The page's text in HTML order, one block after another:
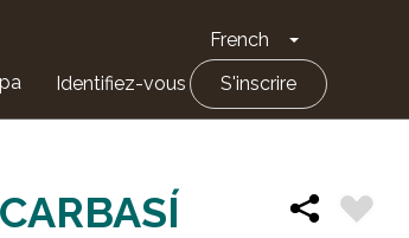
French Toggle
Identifiez-vous S'inscrire